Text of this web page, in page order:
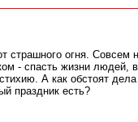
страшного огня. Совсем
- спасть жизни людей,
А как обстоят
праздник есть?